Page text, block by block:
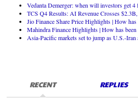
Vedanta Demerger: when will investors get 4
TCS Q4 Results: AI Revenue Crosses
Jio Finance Share Price Highlights | How
Mahindra Finance Highlights | How has
Asia-Pacific markets set to jump as U.S.-Iran
RECENT REPLIES